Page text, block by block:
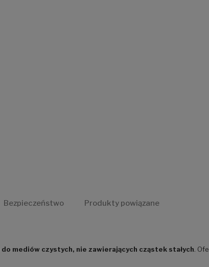
Bezpieczeństwo Produkty powiązane
do mediów czystych, nie zawierających cząstek stałych .